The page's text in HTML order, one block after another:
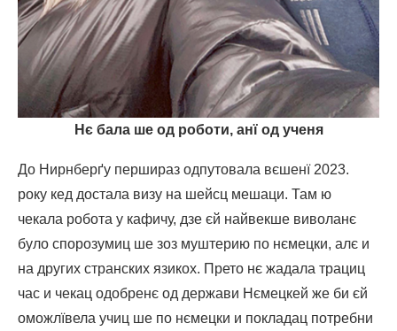
Нє бала ше од роботи, анї од ученя
До Нирнберґу першираз одпутовала вєшенї 2023.
року кед достала визу на шейсц мешаци. Там ю
чекала робота у кафичу, дзе єй найвекше виволанє
було спорозумиц ше зоз муштерию по нємецки, алє и
на других странских язикох. Прето нє жадала трациц
час и чекац одобренє од держави Нємецкей же би єй
оможлївела учиц ше по нємецки и покладац потребни